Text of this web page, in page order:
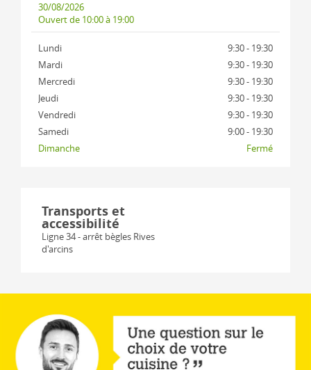
30/08/2026
Ouvertde 10:00 à 19:00
Lundi
9:30 - 19:30
Mardi
9:30 - 19:30
Mercredi
9:30 - 19:30
Jeudi
9:30 - 19:30
Vendredi
9:30 - 19:30
Samedi
9:00 - 19:30
Dimanche
Fermé
Transports et
accessibilité
Ligne 34 - arrêt bègles Rives
d'arcins